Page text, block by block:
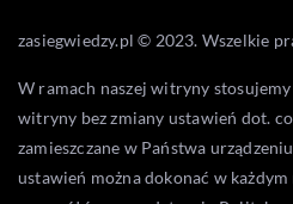
zasiegwiedzy.pl © 2023. Wszelkie
W ramach naszej witryny
witryny bez zmiany ustawień dot.
zamieszczane w Państwa
ustawień można dokonać w